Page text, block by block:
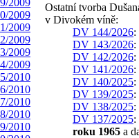
Ostatní tvorba
v Divokém víně:
DV 144/2026:
DV 143/2026:
DV 142/2026:
DV 141/2026:
DV 140/2025:
DV 139/2025:
DV 138/2025:
DV 137/2025:
roku 1965 a